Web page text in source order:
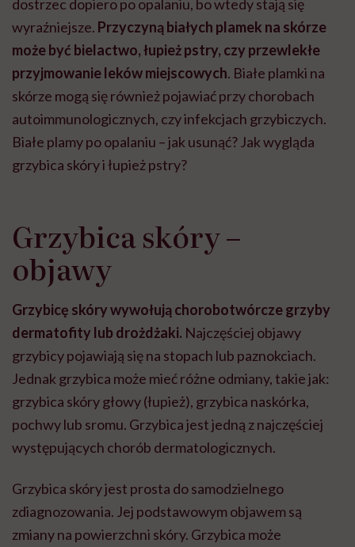
dostrzec dopiero po opalaniu, bo wtedy stają się
wyraźniejsze. Przyczyną białych plamek na skórze
może być bielactwo, łupież pstry, czy przewlekłe
przyjmowanie leków miejscowych. Białe plamki na
skórze mogą się również pojawiać przy chorobach
autoimmunologicznych, czy infekcjach grzybiczych.
Białe plamy po opalaniu – jak usunąć? Jak wygląda
grzybica skóry i łupież pstry?
Grzybica skóry –
objawy
Grzybicę skóry wywołują chorobotwórcze grzyby
dermatofity lub drożdżaki. Najczęściej objawy
grzybicy pojawiają się na stopach lub paznokciach.
Jednak grzybica może mieć różne odmiany, takie jak:
grzybica skóry głowy (łupież), grzybica naskórka,
pochwy lub sromu. Grzybica jest jedną z najczęściej
występujących chorób dermatologicznych.
Grzybica skóry jest prosta do samodzielnego
zdiagnozowania. Jej podstawowym objawem są
zmiany na powierzchni skóry. Grzybica może